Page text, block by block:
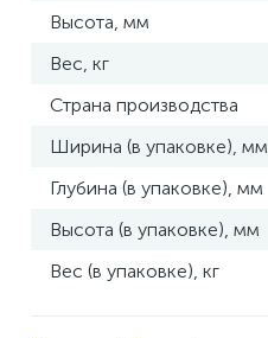
Высота, мм
Вес, кг
Страна производства
Ширина (в упаковке), мм
Глубина (в упаковке), мм
Высота (в упаковке), мм
Вес (в упаковке), кг